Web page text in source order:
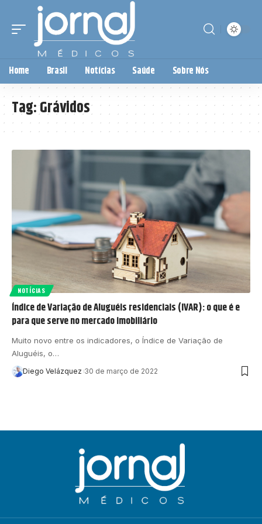
Home Brasil Notícias Saúde Sobre Nós
Tag:Grávidos
NOTÍCIAS
Índice de Variação de Aluguéis residenciais (IVAR): o que é e
para que serve no mercado imobiliário
Muito novo entre os indicadores, o Índice de Variação de
Aluguéis, o…
Diego Velázquez 30 de março de 2022